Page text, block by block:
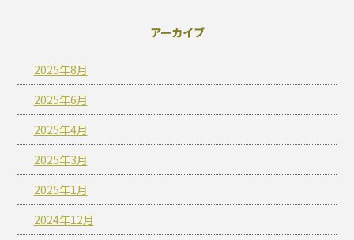
アーカイブ
2025年8月
2025年6月
2025年4月
2025年3月
2025年1月
2024年12月